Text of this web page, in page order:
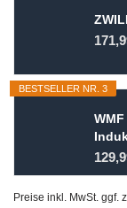
BESTSELLER NR. 3
Preise inkl. MwSt. ggf.